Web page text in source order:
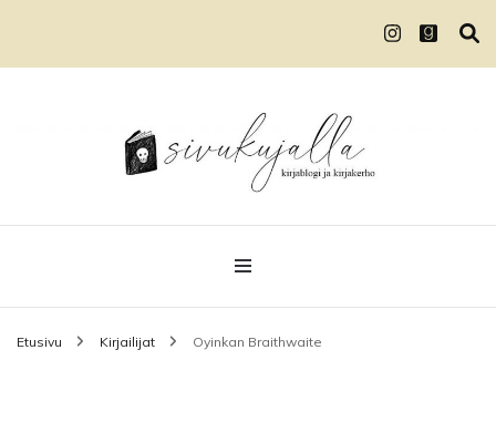
Sivukujalla
Etusivu Kirjailijat Oyinkan Braithwaite